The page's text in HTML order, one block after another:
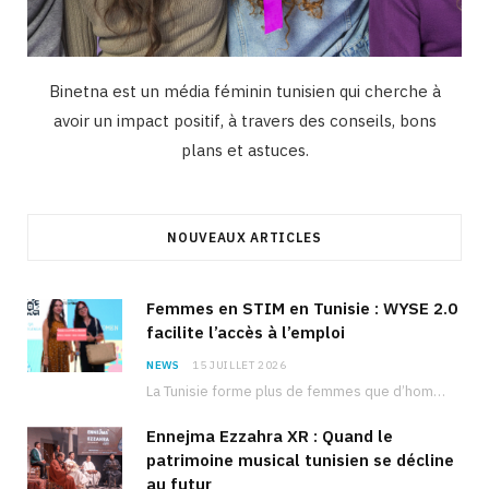
Binetna est un média féminin tunisien qui cherche à
avoir un impact positif, à travers des conseils, bons
plans et astuces.
NOUVEAUX ARTICLES
Femmes en STIM en Tunisie : WYSE 2.0
facilite l’accès à l’emploi
NEWS 15 JUILLET 2026
La Tunisie forme plus de femmes que d’hommes dans les filières scientifiques. Pourtant, pour beaucoup…
Ennejma Ezzahra XR : Quand le
patrimoine musical tunisien se décline
au futur